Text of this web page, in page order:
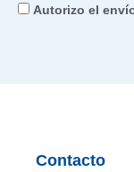
Autorizo
comercial
Autorizo el
Contacto